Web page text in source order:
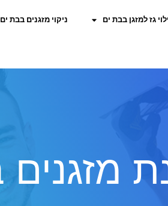
גז למזגן בבת ים ניקוי מזגנים בבת ים